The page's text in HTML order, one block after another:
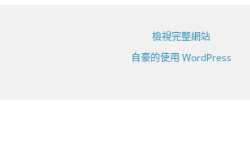
檢視完整網站
自豪的使用 WordPress